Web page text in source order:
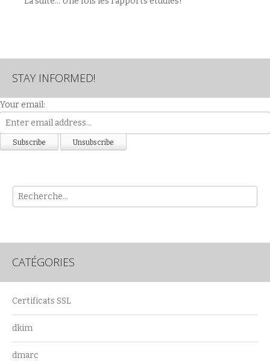
STAY INFORMED!
Your email:
Rech
CATÉGORIES
Certificats SSL
dkim
dmarc